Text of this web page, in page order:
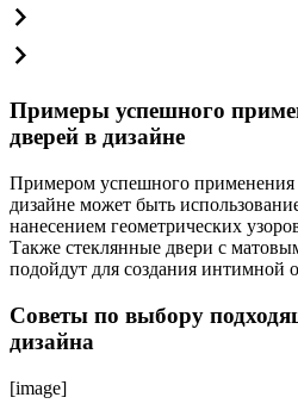
Примеры успешного
дверей в дизайне
Примером успешного применения
дизайне может быть
нанесением геометрических
Также стеклянные двери с
подойдут для создания интимной
Советы по выбору
дизайна
[image]